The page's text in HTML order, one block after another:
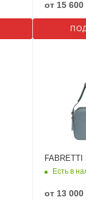
от 15 600
FABRETTI
Есть в
от 13 000